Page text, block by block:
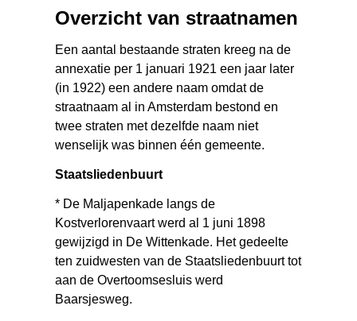
Overzicht van straatnamen
Een aantal bestaande straten kreeg na de
annexatie per 1 januari 1921 een jaar later
(in 1922) een andere naam omdat de
straatnaam al in Amsterdam bestond en
twee straten met dezelfde naam niet
wenselijk was binnen één gemeente.
Staatsliedenbuurt
* De Maljapenkade langs de
Kostverlorenvaart werd al 1 juni 1898
gewijzigd in De Wittenkade. Het gedeelte
ten zuidwesten van de Staatsliedenbuurt tot
aan de Overtoomsesluis werd
Baarsjesweg.